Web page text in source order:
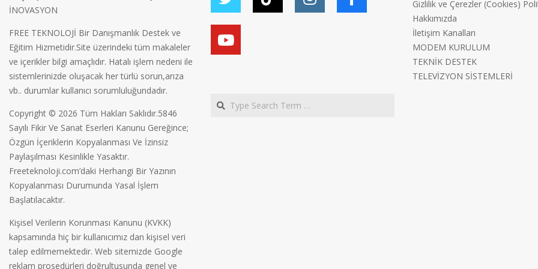
İNOVASYON
FREE TEKNOLOJİ Bir Danışmanlık Destek ve
Eğitim Hizmetidir.Site üzerindeki tüm makaleler
ve içerikler bilgi amaçlıdır. Hatalı işlem nedeni ile
sistemlerinizde oluşacak her türlü sorun,arıza
vb.. durumlar kullanıcı sorumluluğundadır.
Copyright © 2026 Tüm Hakları Saklıdır.5846
Sayılı Fikir Ve Sanat Eserleri Kanunu Gereğince;
Özgün İçeriklerin Kopyalanması Ve İzinsiz
Paylaşılması Kesinlikle Yasaktır.
Freeteknoloji.com’daki Herhangi Bir Yazının
Kopyalanması Durumunda Yasal İşlem
Başlatılacaktır.
Kişisel Verilerin Korunması Kanunu (KVKK)
kapsamında hiç bir kullanıcımız dan kişisel veri
talep edilmemektedir. Web sitemizde Google
reklam prosedürleri doğrultusunda genel ve
Search
Gizlilik ve Çerezler (Cookies)
Hakkımızda
İletişim Kanalları
MODEM KURULUM
TEKNİK DESTEK
TELEVİZYON SİSTEMLERİ